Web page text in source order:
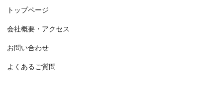
トップページ
会社概要・アクセス
お問い合わせ
よくあるご質問